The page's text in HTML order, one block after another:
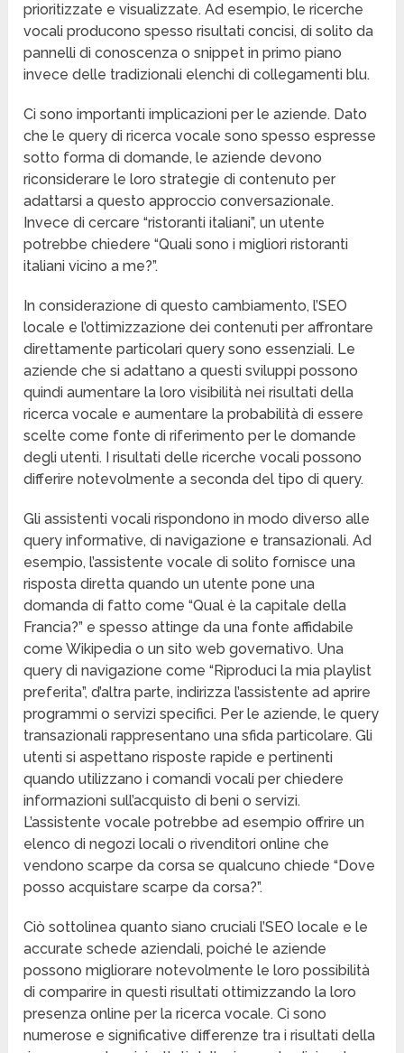
prioritizzate e visualizzate. Ad esempio, le ricerche
vocali producono spesso risultati concisi, di solito da
pannelli di conoscenza o snippet in primo piano
invece delle tradizionali elenchi di collegamenti blu.
Ci sono importanti implicazioni per le aziende. Dato
che le query di ricerca vocale sono spesso espresse
sotto forma di domande, le aziende devono
riconsiderare le loro strategie di contenuto per
adattarsi a questo approccio conversazionale.
Invece di cercare “ristoranti italiani”, un utente
potrebbe chiedere “Quali sono i migliori ristoranti
italiani vicino a me?”.
In considerazione di questo cambiamento, l’SEO
locale e l’ottimizzazione dei contenuti per affrontare
direttamente particolari query sono essenziali. Le
aziende che si adattano a questi sviluppi possono
quindi aumentare la loro visibilità nei risultati della
ricerca vocale e aumentare la probabilità di essere
scelte come fonte di riferimento per le domande
degli utenti. I risultati delle ricerche vocali possono
differire notevolmente a seconda del tipo di query.
Gli assistenti vocali rispondono in modo diverso alle
query informative, di navigazione e transazionali. Ad
esempio, l’assistente vocale di solito fornisce una
risposta diretta quando un utente pone una
domanda di fatto come “Qual è la capitale della
Francia?” e spesso attinge da una fonte affidabile
come Wikipedia o un sito web governativo. Una
query di navigazione come “Riproduci la mia playlist
preferita”, d’altra parte, indirizza l’assistente ad aprire
programmi o servizi specifici. Per le aziende, le query
transazionali rappresentano una sfida particolare. Gli
utenti si aspettano risposte rapide e pertinenti
quando utilizzano i comandi vocali per chiedere
informazioni sull’acquisto di beni o servizi.
L’assistente vocale potrebbe ad esempio offrire un
elenco di negozi locali o rivenditori online che
vendono scarpe da corsa se qualcuno chiede “Dove
posso acquistare scarpe da corsa?”.
Ciò sottolinea quanto siano cruciali l’SEO locale e le
accurate schede aziendali, poiché le aziende
possono migliorare notevolmente le loro possibilità
di comparire in questi risultati ottimizzando la loro
presenza online per la ricerca vocale. Ci sono
numerose e significative differenze tra i risultati della